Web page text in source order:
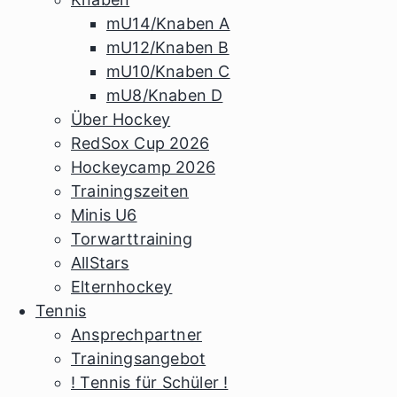
mU14/Knaben A
mU12/Knaben B
mU10/Knaben C
mU8/Knaben D
Über Hockey
RedSox Cup 2026
Hockeycamp 2026
Trainingszeiten
Minis U6
Torwarttraining
AllStars
Elternhockey
Tennis
Ansprechpartner
Trainingsangebot
! Tennis für Schüler !